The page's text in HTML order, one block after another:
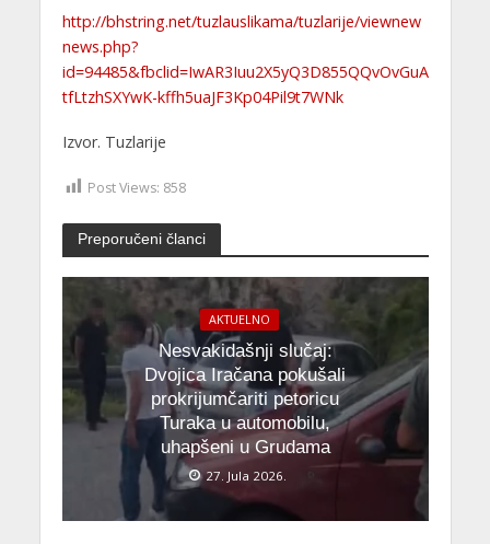
http://bhstring.net/tuzlauslikama/tuzlarije/viewnew
news.php?
id=94485&fbclid=IwAR3Iuu2X5yQ3D855QQvOvGuA
tfLtzhSXYwK-kffh5uaJF3Kp04Pil9t7WNk
Izvor. Tuzlarije
Post Views: 858
Preporučeni članci
AKTUELNO
Nesvakidašnji slučaj:
Dvojica Iračana pokušali
prokrijumčariti petoricu
Turaka u automobilu,
uhapšeni u Grudama
27. Jula 2026.